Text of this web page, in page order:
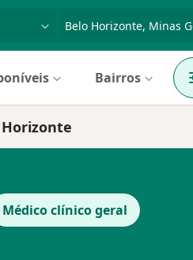
Bairros
Médico clínico geral